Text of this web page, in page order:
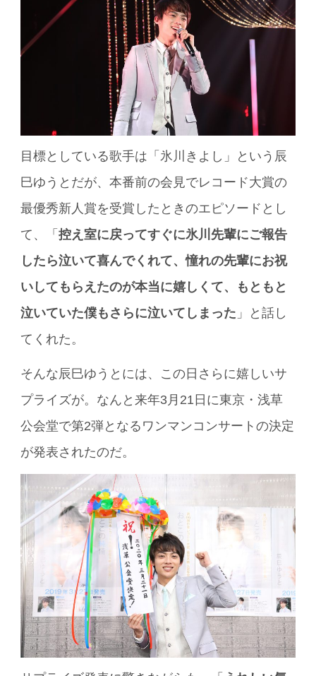
目標としている歌手は「氷川きよし」という辰
巳ゆうとだが、本番前の会見でレコード大賞の
最優秀新人賞を受賞したときのエピソードとし
て、「控え室に戻ってすぐに氷川先輩にご報告
したら泣いて喜んでくれて、憧れの先輩にお祝
いしてもらえたのが本当に嬉しくて、もともと
泣いていた僕もさらに泣いてしまった 」と話し
てくれた。
そんな辰巳ゆうとには、この日さらに嬉しいサ
プライズが。なんと来年3月21日に東京・浅草
公会堂で第2弾となるワンマンコンサートの決定
が発表されたのだ。